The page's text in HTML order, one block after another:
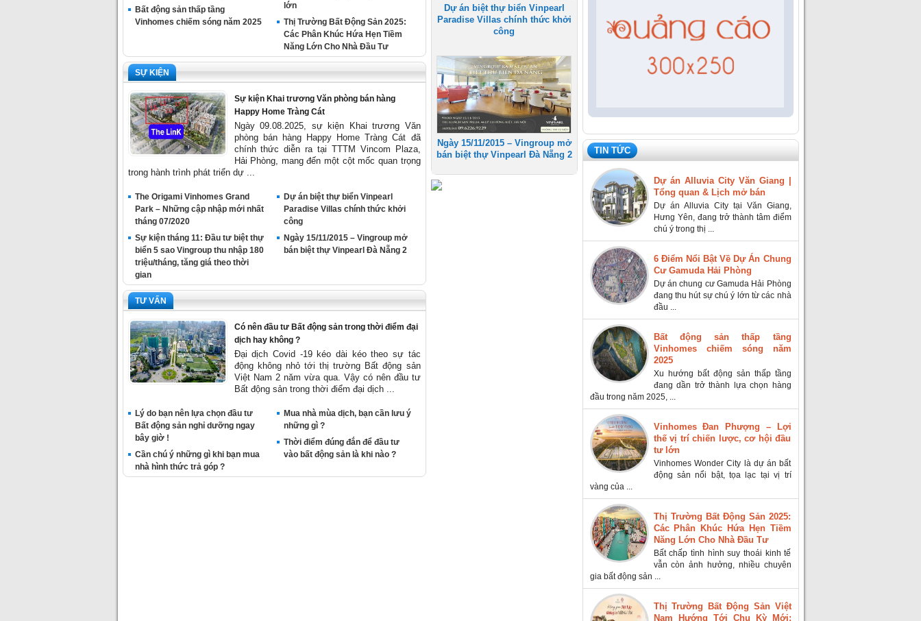
Bất động sản thấp tầng
Vinhomes chiếm sóng năm 2025
lớn
Thị Trường Bất Động Sản 2025:
Các Phân Khúc Hứa Hẹn Tiềm
Năng Lớn Cho Nhà Đầu Tư
SỰ KIỆN
Sự kiện Khai trương Văn phòng bán hàng
Happy Home Tràng Cát
Ngày 09.08.2025, sự kiện Khai trương Văn
phòng bán hàng Happy Home Tràng Cát đã
chính thức diễn ra tại TTTM Vincom Plaza,
Hải Phòng, mang đến một cột mốc quan trọng
trong hành trình phát triển dự ...
The Origami Vinhomes Grand
Park – Những cập nhập mới nhất
tháng 07/2020
Sự kiện tháng 11: Đầu tư biệt thự
biển 5 sao Vingroup thu nhập 180
triệu/tháng, tăng giá theo thời
gian
Dự án biệt thự biển Vinpearl
Paradise Villas chính thức khởi
công
Ngày 15/11/2015 – Vingroup mở
bán biệt thự Vinpearl Đà Nẵng 2
TƯ VẤN
Có nên đầu tư Bất động sản trong thời điểm đại
dịch hay không ?
Đại dịch Covid -19 kéo dài kéo theo sự tác
động không nhỏ tới thị trường Bất động sản
Việt Nam 2 năm vừa qua. Vậy có nên đầu tư
Bất động sản trong thời điểm đại dịch ...
Lý do bạn nên lựa chọn đầu tư
Bất động sản nghỉ dưỡng ngay
bây giờ !
Cần chú ý những gì khi bạn mua
nhà hình thức trả góp ?
Mua nhà mùa dịch, bạn cần lưu ý
những gì ?
Thời điểm đúng đắn để đầu tư
vào bất động sản là khi nào ?
Dự án biệt thự biển Vinpearl
Paradise Villas chính thức khởi
công
Ngày 15/11/2015 – Vingroup mở
bán biệt thự Vinpearl Đà Nẵng 2
TIN TỨC
Dự án Alluvia City Văn Giang |
Tổng quan & Lịch mở bán
Dự án Alluvia City tại Văn Giang,
Hưng Yên, đang trở thành tâm điểm
chú ý trong thị ...
6 Điểm Nổi Bật Về Dự Án Chung
Cư Gamuda Hải Phòng
Dự án chung cư Gamuda Hải Phòng
đang thu hút sự chú ý lớn từ các nhà
đầu ...
Bất động sản thấp tầng
Vinhomes chiếm sóng năm
2025
Xu hướng bất động sản thấp tầng
đang dần trở thành lựa chọn hàng
đầu trong năm 2025, ...
Vinhomes Đan Phượng – Lợi
thế vị trí chiến lược, cơ hội đầu
tư lớn
Vinhomes Wonder City là dự án bất
động sản nổi bật, tọa lạc tại vị trí
vàng của ...
Thị Trường Bất Động Sản 2025:
Các Phân Khúc Hứa Hẹn Tiềm
Năng Lớn Cho Nhà Đầu Tư
Bất chấp tình hình suy thoái kinh tế
vẫn còn ảnh hưởng, nhiều chuyên
gia bất động sản ...
Thị Trường Bất Động Sản Việt
Nam Hướng Tới Chu Kỳ Mới: